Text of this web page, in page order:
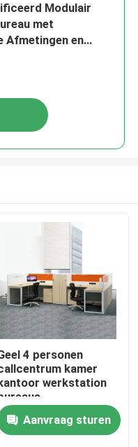
Modulair
met
Afmetingen en
4 personen
kamer
werkstation
Aanvraag sturen